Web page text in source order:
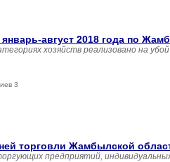
август 2018 года по
хозяйств реализовано на
3
торговли Жамбылской
предприятий,